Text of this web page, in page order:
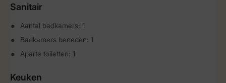
Sanitair
Aantal badkamers: 1
Badkamers beneden: 1
Aparte toiletten: 1
Keuken